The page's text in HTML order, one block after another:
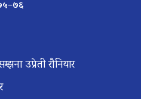
उप्रेती रौनियार